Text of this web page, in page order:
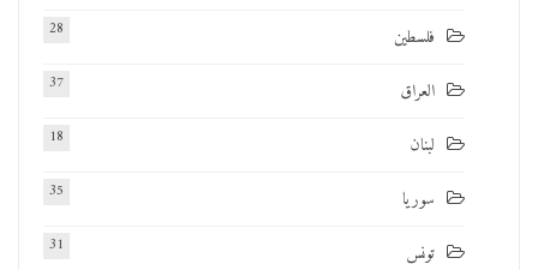
فلسطين 28
العراق 37
لبنان 18
سوريا 35
تونس 31